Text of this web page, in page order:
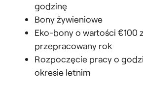
godzinę
Bony żywieniowe
Eko-bony o wartości €100
przepracowany rok
Rozpoczęcie pracy o
okresie letnim